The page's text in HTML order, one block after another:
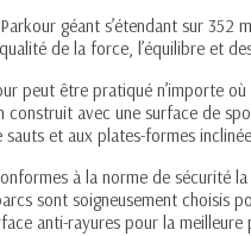
géant s’étendant sur 352
de la force, l’équilibre et
peut être pratiqué n’importe
construit avec une surface de
sauts et aux plates-formes
à la norme de sécurité
sont soigneusement choisis
anti-rayures pour la meilleure